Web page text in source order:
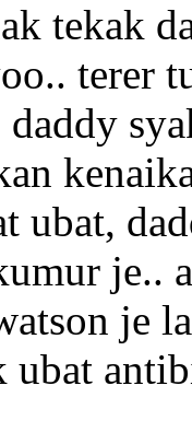
tekak
terer
ubat,
je..
je
ubat